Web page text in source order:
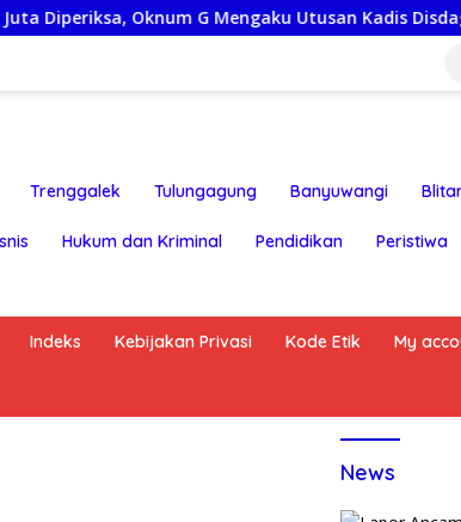
G Mengaku Utusan Kadis Disdagperin
Trenggalek Tulungagung Banyuwangi
Hukum dan Kriminal Pendidikan Peristiwa
Indeks Kebijakan Privasi Kode Etik My
News